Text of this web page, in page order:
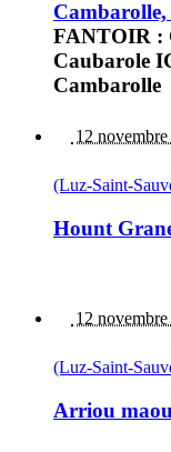
FANTOIR :
Caubarole
Cambarolle
12
(Luz-Saint-
Hount
12
(Luz-Saint-
Arriou maou